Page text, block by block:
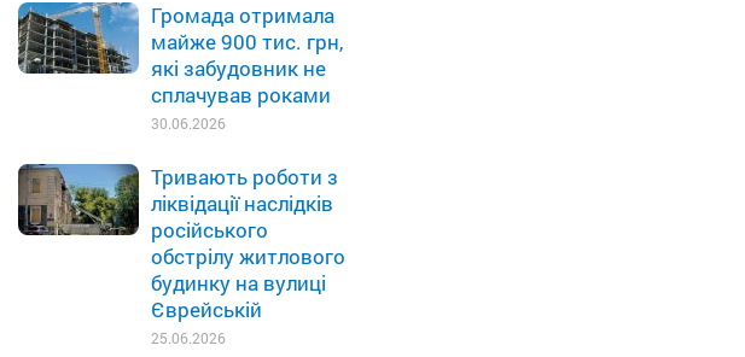
Громада отримала
майже 900 тис. грн,
які забудовник не
сплачував роками
30.06.2026
Тривають роботи з
ліквідації наслідків
російського
обстрілу житлового
будинку на вулиці
Єврейській
25.06.2026